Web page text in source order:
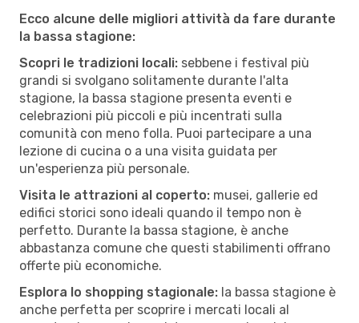
Ecco alcune delle migliori attività da fare durante
la bassa stagione:
Scopri le tradizioni locali: sebbene i festival più
grandi si svolgano solitamente durante l'alta
stagione, la bassa stagione presenta eventi e
celebrazioni più piccoli e più incentrati sulla
comunità con meno folla. Puoi partecipare a una
lezione di cucina o a una visita guidata per
un'esperienza più personale.
Visita le attrazioni al coperto: musei, gallerie ed
edifici storici sono ideali quando il tempo non è
perfetto. Durante la bassa stagione, è anche
abbastanza comune che questi stabilimenti offrano
offerte più economiche.
Esplora lo shopping stagionale: la bassa stagione è
anche perfetta per scoprire i mercati locali al